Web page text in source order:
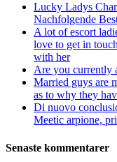
Lucky Ladys
Nachfolgende
A lot of escort
love to get in
with her
Are you currently
Married guys are
as to why they
Di nuovo
Meetic arpione,
Senaste kommentarer